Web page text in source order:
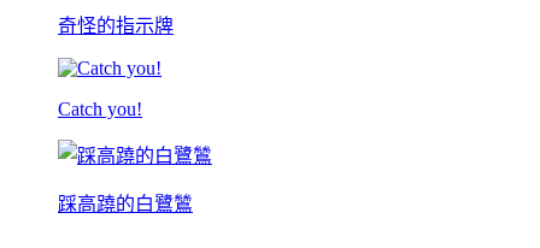
奇怪的指示牌
Catch you!
踩高蹺的白鷺鷥